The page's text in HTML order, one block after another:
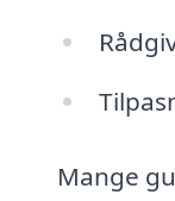
Mange